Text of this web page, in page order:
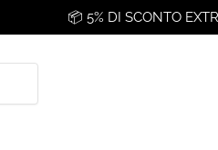
📦 5% DI SCONTO